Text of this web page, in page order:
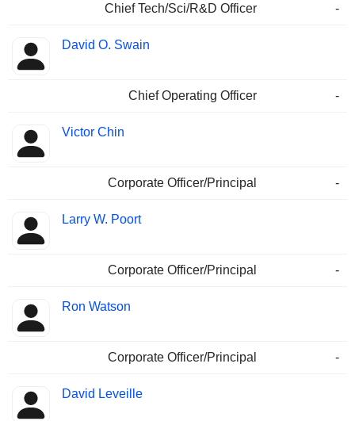
Chief Tech/Sci/R&D Officer -
David O. Swain
Chief Operating Officer -
Victor Chin
Corporate Officer/Principal -
Larry W. Poort
Corporate Officer/Principal -
Ron Watson
Corporate Officer/Principal -
David Leveille